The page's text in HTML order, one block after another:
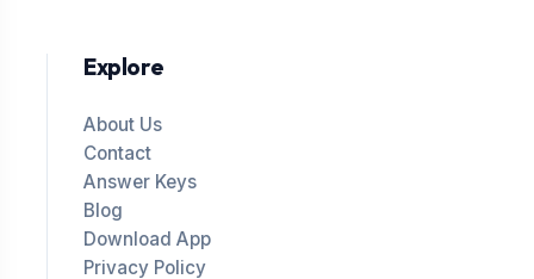
Explore
About Us
Contact
Answer Keys
Blog
Download App
Privacy Policy